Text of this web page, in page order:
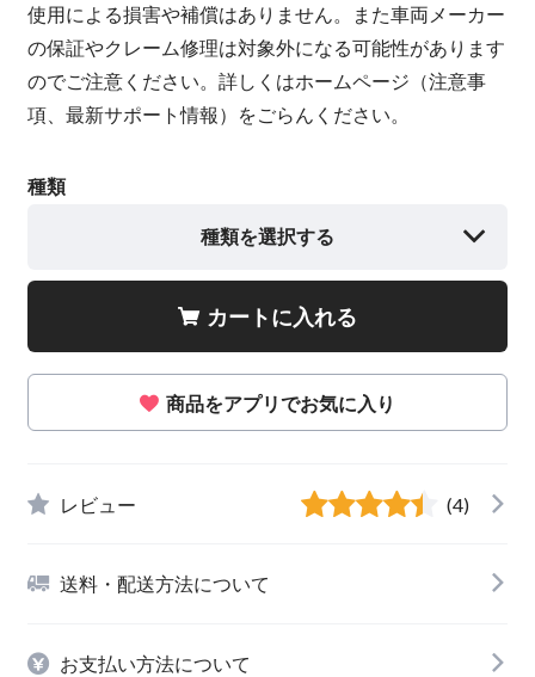
使用による損害や補償はありません。また車両メーカー
の保証やクレーム修理は対象外になる可能性があります
のでご注意ください。詳しくはホームページ（注意事
項、最新サポート情報）をごらんください。
種類
種類を選択する
カートに入れる
商品をアプリでお気に入り
レビュー (4)
送料・配送方法について
お支払い方法について